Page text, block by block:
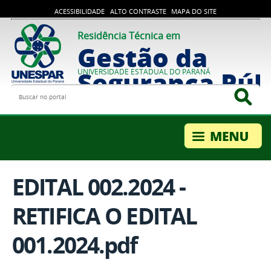
ACESSIBILIDADE ALTO CONTRASTE MAPA DO SITE
Residência Técnica em
Gestão da
Segurança
UNIVERSIDADE ESTADUAL DO PARANÁ
Buscar no portal
EDITAL 002.2024 -
RETIFICA O EDITAL
001.2024.pdf